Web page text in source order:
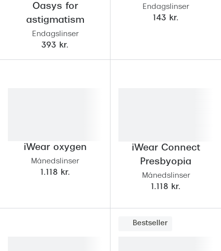
Oasys for
astigmatism
Endagslinser
393 kr.
Endagslinser
143 kr.
iWear oxygen
Månedslinser
1.118 kr.
iWear Connect
Presbyopia
Månedslinser
1.118 kr.
Bestseller